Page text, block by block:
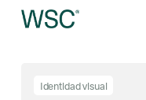
Identidad visual